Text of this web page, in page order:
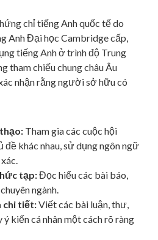
chỉ tiếng Anh quốc tế do
Anh Đại học Cambridge cấp,
tiếng Anh ở trình độ Trung
tham chiếu chung châu Âu
nhận rằng người sở hữu có
Tham gia các cuộc hội
đề khác nhau, sử dụng ngôn ngữ
tạp:Đọc hiểu các bài báo,
ngành.
chi tiết:Viết các bài luận, thư,
ý kiến cá nhân một cách rõ ràng